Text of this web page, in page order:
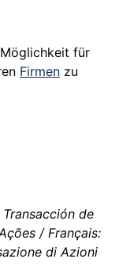
für
Firmen zu
de
/ Français:
di Azioni